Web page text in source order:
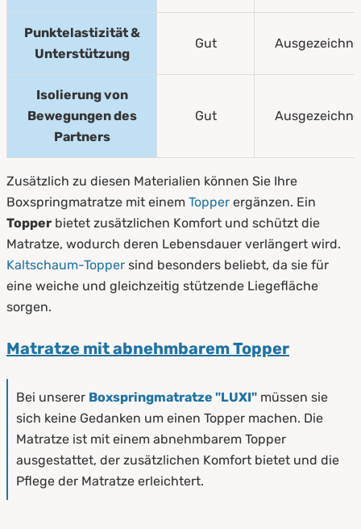
Punktelastizität &
Unterstützung
Gut
Isolierung von
Bewegungen des
Partners
Gut
Zusätzlich zu diesen Materialien können Sie Ihre
Boxspringmatratze mit einem Topper ergänzen. Ein
Topper bietet zusätzlichen Komfort und schützt die
Matratze, wodurch deren Lebensdauer verlängert wird.
Kaltschaum-Topper sind besonders beliebt, da sie für
eine weiche und gleichzeitig stützende Liegefläche
sorgen.
Matratze mit abnehmbarem Topper
Bei unserer Boxspringmatratze "LUXI" müssen sie
sich keine Gedanken um einen Topper machen. Die
Matratze ist mit einem abnehmbarem Topper
ausgestattet, der zusätzlichen Komfort bietet und die
Pflege der Matratze erleichtert.